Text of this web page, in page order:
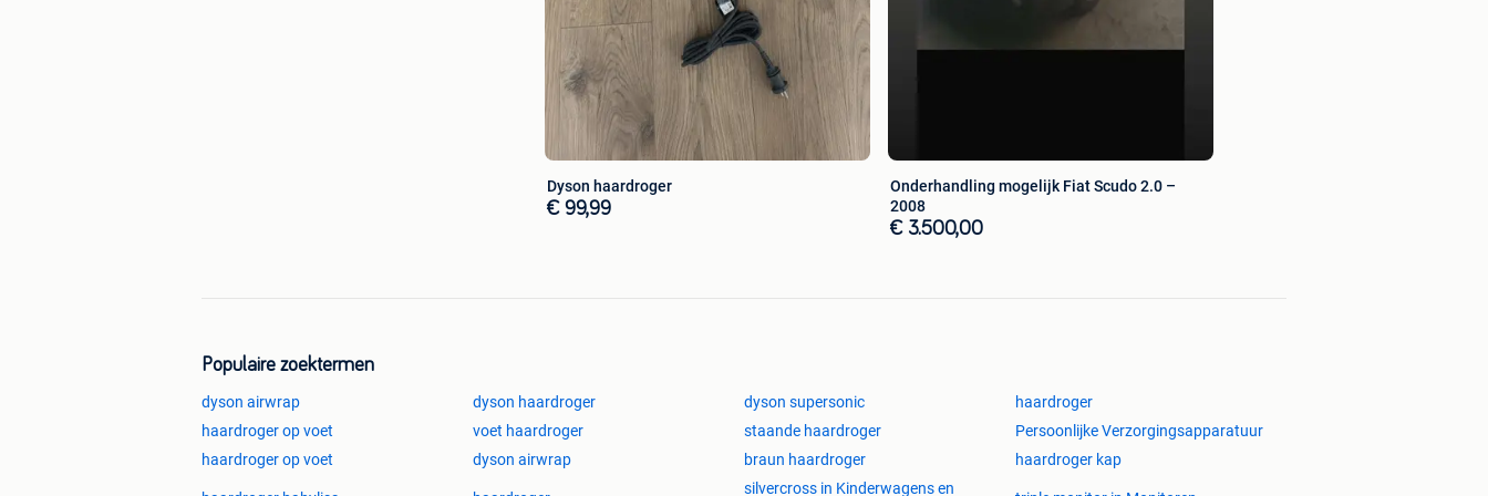
Dyson haardroger
€ 99,99
Onderhandling mogelijk Fiat Scudo 2.0 –
2008
€ 3.500,00
Populaire zoektermen
dyson airwrap dyson haardroger dyson supersonic
haardroger
haardroger op voet
voet haardroger staande haardroger
Persoonlijke Verzorgingsapparatuur
haardroger op voet
dyson airwrap braun haardroger haardroger kap
silvercross in Kinderwagens en